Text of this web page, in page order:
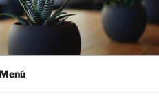
Menú